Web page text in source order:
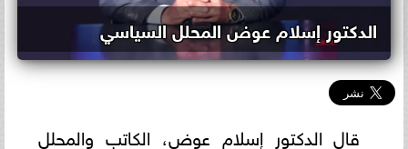
الدكتور إسلام عوض المحلل السياسي
قال الدكتور إسلام عوض، الكاتب والمحلل